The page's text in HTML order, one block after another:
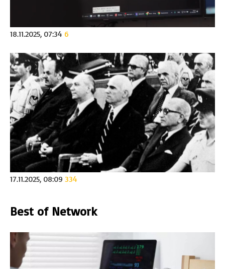
18.11.2025, 07:34 6
17.11.2025, 08:09 334
Best of Network